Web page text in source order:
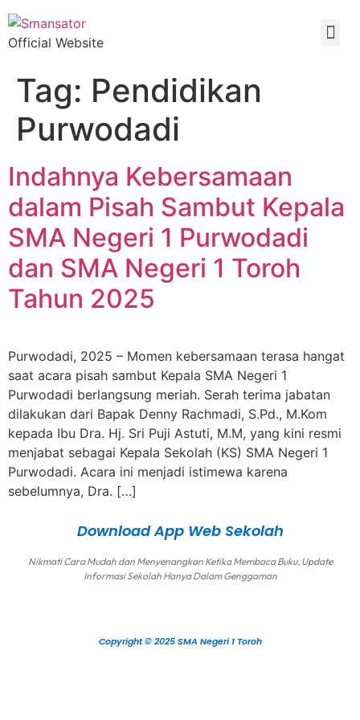
Official Website
Tag: Pendidikan
Purwodadi
Indahnya Kebersamaan
dalam Pisah Sambut Kepala
SMA Negeri 1 Purwodadi
dan SMA Negeri 1 Toroh
Tahun 2025
Purwodadi, 2025 – Momen kebersamaan terasa hangat
saat acara pisah sambut Kepala SMA Negeri 1
Purwodadi berlangsung meriah. Serah terima jabatan
dilakukan dari Bapak Denny Rachmadi, S.Pd., M.Kom
kepada Ibu Dra. Hj. Sri Puji Astuti, M.M, yang kini resmi
menjabat sebagai Kepala Sekolah (KS) SMA Negeri 1
Purwodadi. Acara ini menjadi istimewa karena
sebelumnya, Dra. […]
Download App Web Sekolah
Nikmati Cara Mudah dan Menyenangkan Ketika Membaca Buku, Update
Informasi Sekolah Hanya Dalam Genggaman
Copyright © 2025 SMA Negeri 1 Toroh